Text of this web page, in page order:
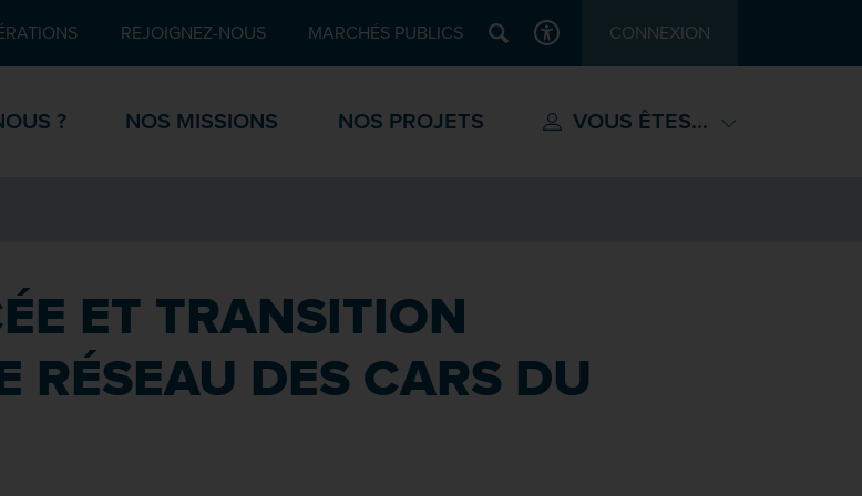
REJOIGNEZ-NOUS MARCHÉS PUBLICS Recherche
ACCESSIBILITÉCONNEXION
? NOS MISSIONS NOS PROJETS VOUS ÊTES...
ET TRANSITION
RÉSEAU DES CARS DU